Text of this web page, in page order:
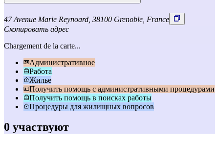
47 Avenue Marie Reynoard, 38100 Grenoble, France
Скопировать адрес
Chargement de la carte...
Административное
Работа
Жилье
Получить помощь с административными процедурами
Получить помощь в поисках работы
Процедуры для жилищных вопросов
0 участвуют